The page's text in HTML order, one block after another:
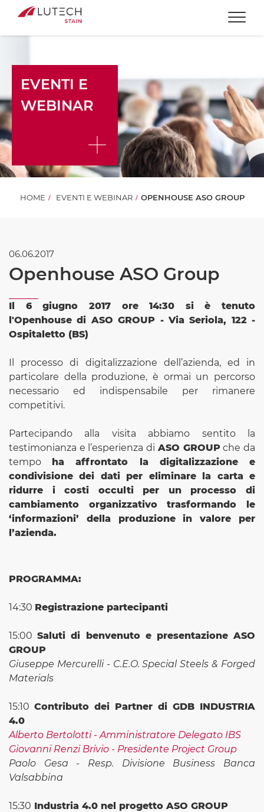
EVENTI E
WEBINAR
HOME EVENTI E WEBINAR OPENHOUSE ASO GROUP
06.06.2017
Openhouse ASO Group
Il 6 giugno 2017 ore 14:30 si è tenuto
l'Openhouse di ASO GROUP - Via Seriola, 122 -
Ospitaletto (BS)
Il processo di digitalizzazione dell’azienda, ed in
particolare della produzione, è ormai un percorso
necessario ed indispensabile per rimanere
competitivi.
Partecipando alla visita abbiamo sentito la
testimonianza e l’esperienza di ASO GROUPche da
tempo ha affrontato la digitalizzazione e
condivisione dei dati per eliminare la carta e
ridurre i costi occulti per un processo di
cambiamento organizzativo trasformando le
‘informazioni’ della produzione in valore per
l’azienda.
PROGRAMMA:
14:30 Registrazione partecipanti
15:00Saluti di benvenuto e presentazione ASO
GROUP
Giuseppe Mercurelli - C.E.O. Special Steels & Forged
Materials
15:10 Contributo dei Partner di GDB INDUSTRIA
4.0
Alberto Bertolotti - Amministratore Delegato IBS
Giovanni Renzi Brivio - Presidente Project Group
Paolo Gesa - Resp. Divisione Business Banca
Valsabbina
15:30 Industria 4.0 nel progetto ASO GROUP